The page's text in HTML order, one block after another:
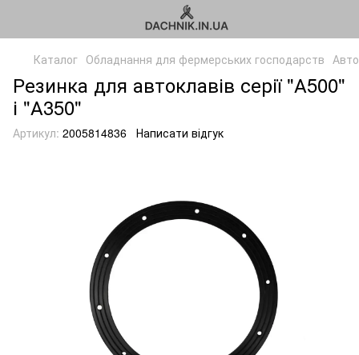
Каталог Обладнання для фермерських господарств
Резинка для автоклавів серії "А500"
і "А350"
Артикул: 2005814836 Написати відгук